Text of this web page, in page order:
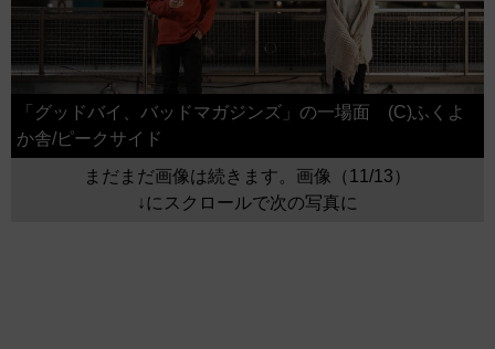
「グッドバイ、バッドマガジンズ」の一場面 (C)ふくよ
か舎/ピークサイド
まだまだ画像は続きます。画像（11/13）
↓にスクロールで次の写真に